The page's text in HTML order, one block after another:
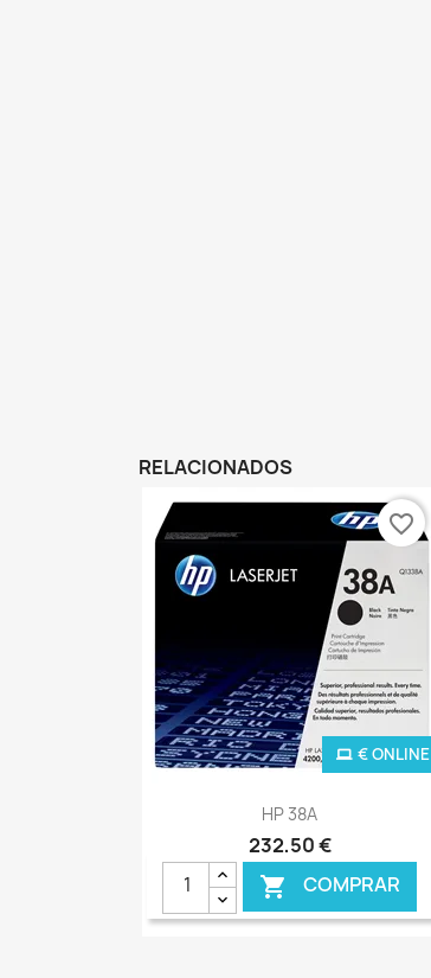
RELACIONADOS
Ver+
HP 38A
232,50 €
 COMPRAR
€ ONLINE
favorite_border